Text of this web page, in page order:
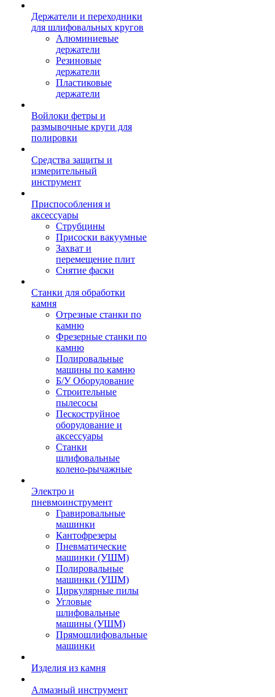
Держатели и переходники
для шлифовальных кругов
Алюминиевые
держатели
Резиновые
держатели
Пластиковые
держатели
Войлоки фетры и
размывочные круги для
полировки
Средства защиты и
измерительный
инструмент
Приспособления и
аксессуары
Струбцины
Присоски вакуумные
Захват и
перемещение плит
Снятие фаски
Станки для обработки
камня
Отрезные станки по
камню
Фрезерные станки по
камню
Полировальные
машины по камню
Б/У Оборудование
Строительные
пылесосы
Пескоструйное
оборудование и
аксессуары
Станки
шлифовальные
колено-рычажные
Электро и
пневмоинструмент
Гравировальные
машинки
Кантофрезеры
Пневматические
машинки (УШМ)
Полировальные
машинки (УШМ)
Циркулярные пилы
Угловые
шлифовальные
машины (УШМ)
Прямошлифовальные
машинки
Изделия из камня
Алмазный инструмент